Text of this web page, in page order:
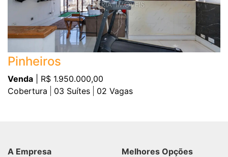
Pinheiros
Venda | R$ 1.950.000,00
Cobertura
03 Suítes 02 Vagas
A Empresa Melhores Opções